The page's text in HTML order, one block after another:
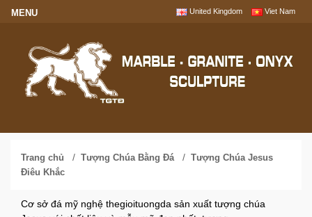
United Kingdom Viet Nam
Trang chủ / Tượng Chúa Bằng Đá / Tượng Chúa Jesus
Điêu Khắc
Cơ sở đá mỹ nghệ thegioituongda sản xuất tượng chúa